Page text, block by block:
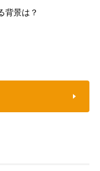
背景は？